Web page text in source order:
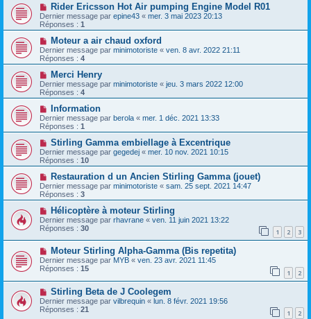
Rider Ericsson Hot Air pumping Engine Model R01
Dernier message par epine43 « mer. 3 mai 2023 20:13
Réponses : 1
Moteur a air chaud oxford
Dernier message par minimotoriste « ven. 8 avr. 2022 21:11
Réponses : 4
Merci Henry
Dernier message par minimotoriste « jeu. 3 mars 2022 12:00
Réponses : 4
Information
Dernier message par berola « mer. 1 déc. 2021 13:33
Réponses : 1
Stirling Gamma embiellage à Excentrique
Dernier message par gegedej « mer. 10 nov. 2021 10:15
Réponses : 10
Restauration d un Ancien Stirling Gamma (jouet)
Dernier message par minimotoriste « sam. 25 sept. 2021 14:47
Réponses : 3
Hélicoptère à moteur Stirling
Dernier message par rhavrane « ven. 11 juin 2021 13:22
Réponses : 30 1 2 3
Moteur Stirling Alpha-Gamma (Bis repetita)
Dernier message par MYB « ven. 23 avr. 2021 11:45
Réponses : 15 1 2
Stirling Beta de J Coolegem
Dernier message par vilbrequin « lun. 8 févr. 2021 19:56
Réponses : 21 1 2